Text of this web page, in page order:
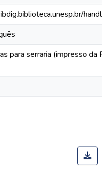
para serraria (impresso da